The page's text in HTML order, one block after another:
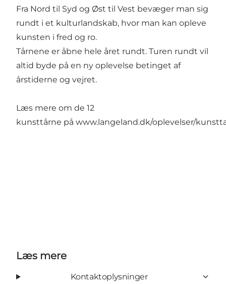
Fra Nord til Syd og Øst til Vest bevæger man sig
rundt i et kulturlandskab, hvor man kan opleve
kunsten i fred og ro.
Tårnene er åbne hele året rundt. Turen rundt vil
altid byde på en ny oplevelse betinget af
årstiderne og vejret.
Læs mere om de 12
kunsttårne på www.langeland.dk/oplevelser/
Læs mere
Kontaktoplysninger